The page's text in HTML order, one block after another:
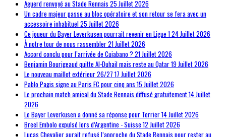
Aguerd renvoyé au Stade Rennais 25 Juillet 2026
Un cadre majeur passe au bloc opératoire et son retour se fera avec un
accessoire inhabituel25 Juillet 2026
Ce joueur du Bayer Leverkusen pourrait revenir en Ligue 124 Juillet 2026
À notre tour de nous rassembler21 Juillet 2026
Accord conclu pour l’arrivée de Cuiabano ? 21 Juillet 2026
Benjamin Bourigeaud quitte Al-Duhail mais reste au Qatar19 Juillet 2026
Le nouveau maillot extérieur 26/27 17 Juillet 2026
Pablo Pagis signe au Paris FC pour cinq ans 15 Juillet 2026
Le prochain match amical du Stade Rennais diffusé gratuitement14 Juillet
2026
Le Bayer Leverkusen a donné sa réponse pour Terrier14 Juillet 2026
Breel Embolo expulsé lors d’Argentine - Suisse 12 Juillet 2026
Lucas Chevalier aurait refusé l’approche du Stade Rennais pour rester au